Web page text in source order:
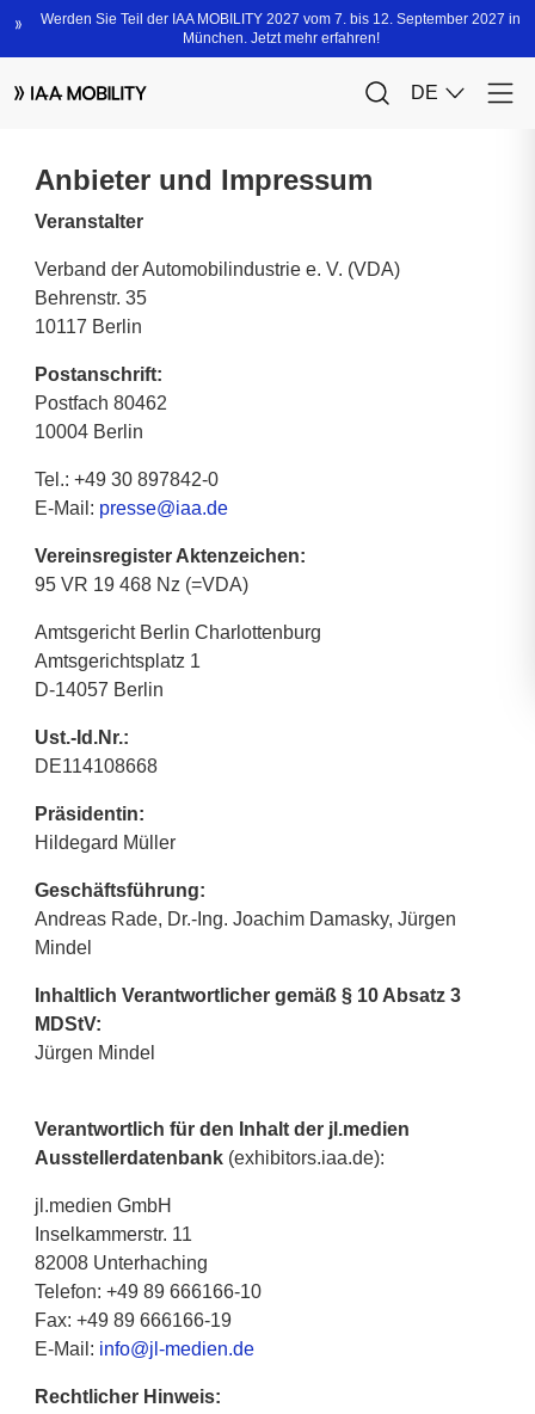
Anbieter und Impressum
Veranstalter
Verband der Automobilindustrie e. V. (VDA)
Behrenstr. 35
10117 Berlin
Postanschrift:
Postfach 80462
10004 Berlin
Tel.: +49 30 897842-0
E-Mail: presse@iaa.de
Vereinsregister Aktenzeichen:
95 VR 19 468 Nz (=VDA)
Amtsgericht Berlin Charlottenburg
Amtsgerichtsplatz 1
D-14057 Berlin
Ust.-Id.Nr.:
DE114108668
Präsidentin:
Hildegard Müller
Geschäftsführung:
Andreas Rade, Dr.-Ing. Joachim Damasky, Jürgen
Mindel
Inhaltlich Verantwortlicher gemäß § 10 Absatz 3
MDStV:
Jürgen Mindel
Verantwortlich für den Inhalt der jl.medien
Ausstellerdatenbank (exhibitors.iaa.de):
jl.medien GmbH
Inselkammerstr. 11
82008 Unterhaching
Telefon: +49 89 666166-10
Fax: +49 89 666166-19
E-Mail: info@jl-medien.de
Rechtlicher Hinweis: